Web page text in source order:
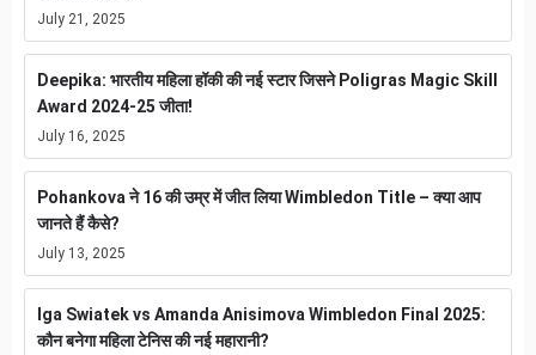
July 21, 2025
Deepika: भारतीय महिला हॉकी की नई स्टार जिसने Poligras Magic Skill
Award 2024-25 जीता!
July 16, 2025
Pohankova ने 16 की उम्र में जीत लिया Wimbledon Title – क्या आप
जानते हैं कैसे?
July 13, 2025
Iga Swiatek vs Amanda Anisimova Wimbledon Final 2025:
कौन बनेगा महिला टेनिस की नई महारानी?